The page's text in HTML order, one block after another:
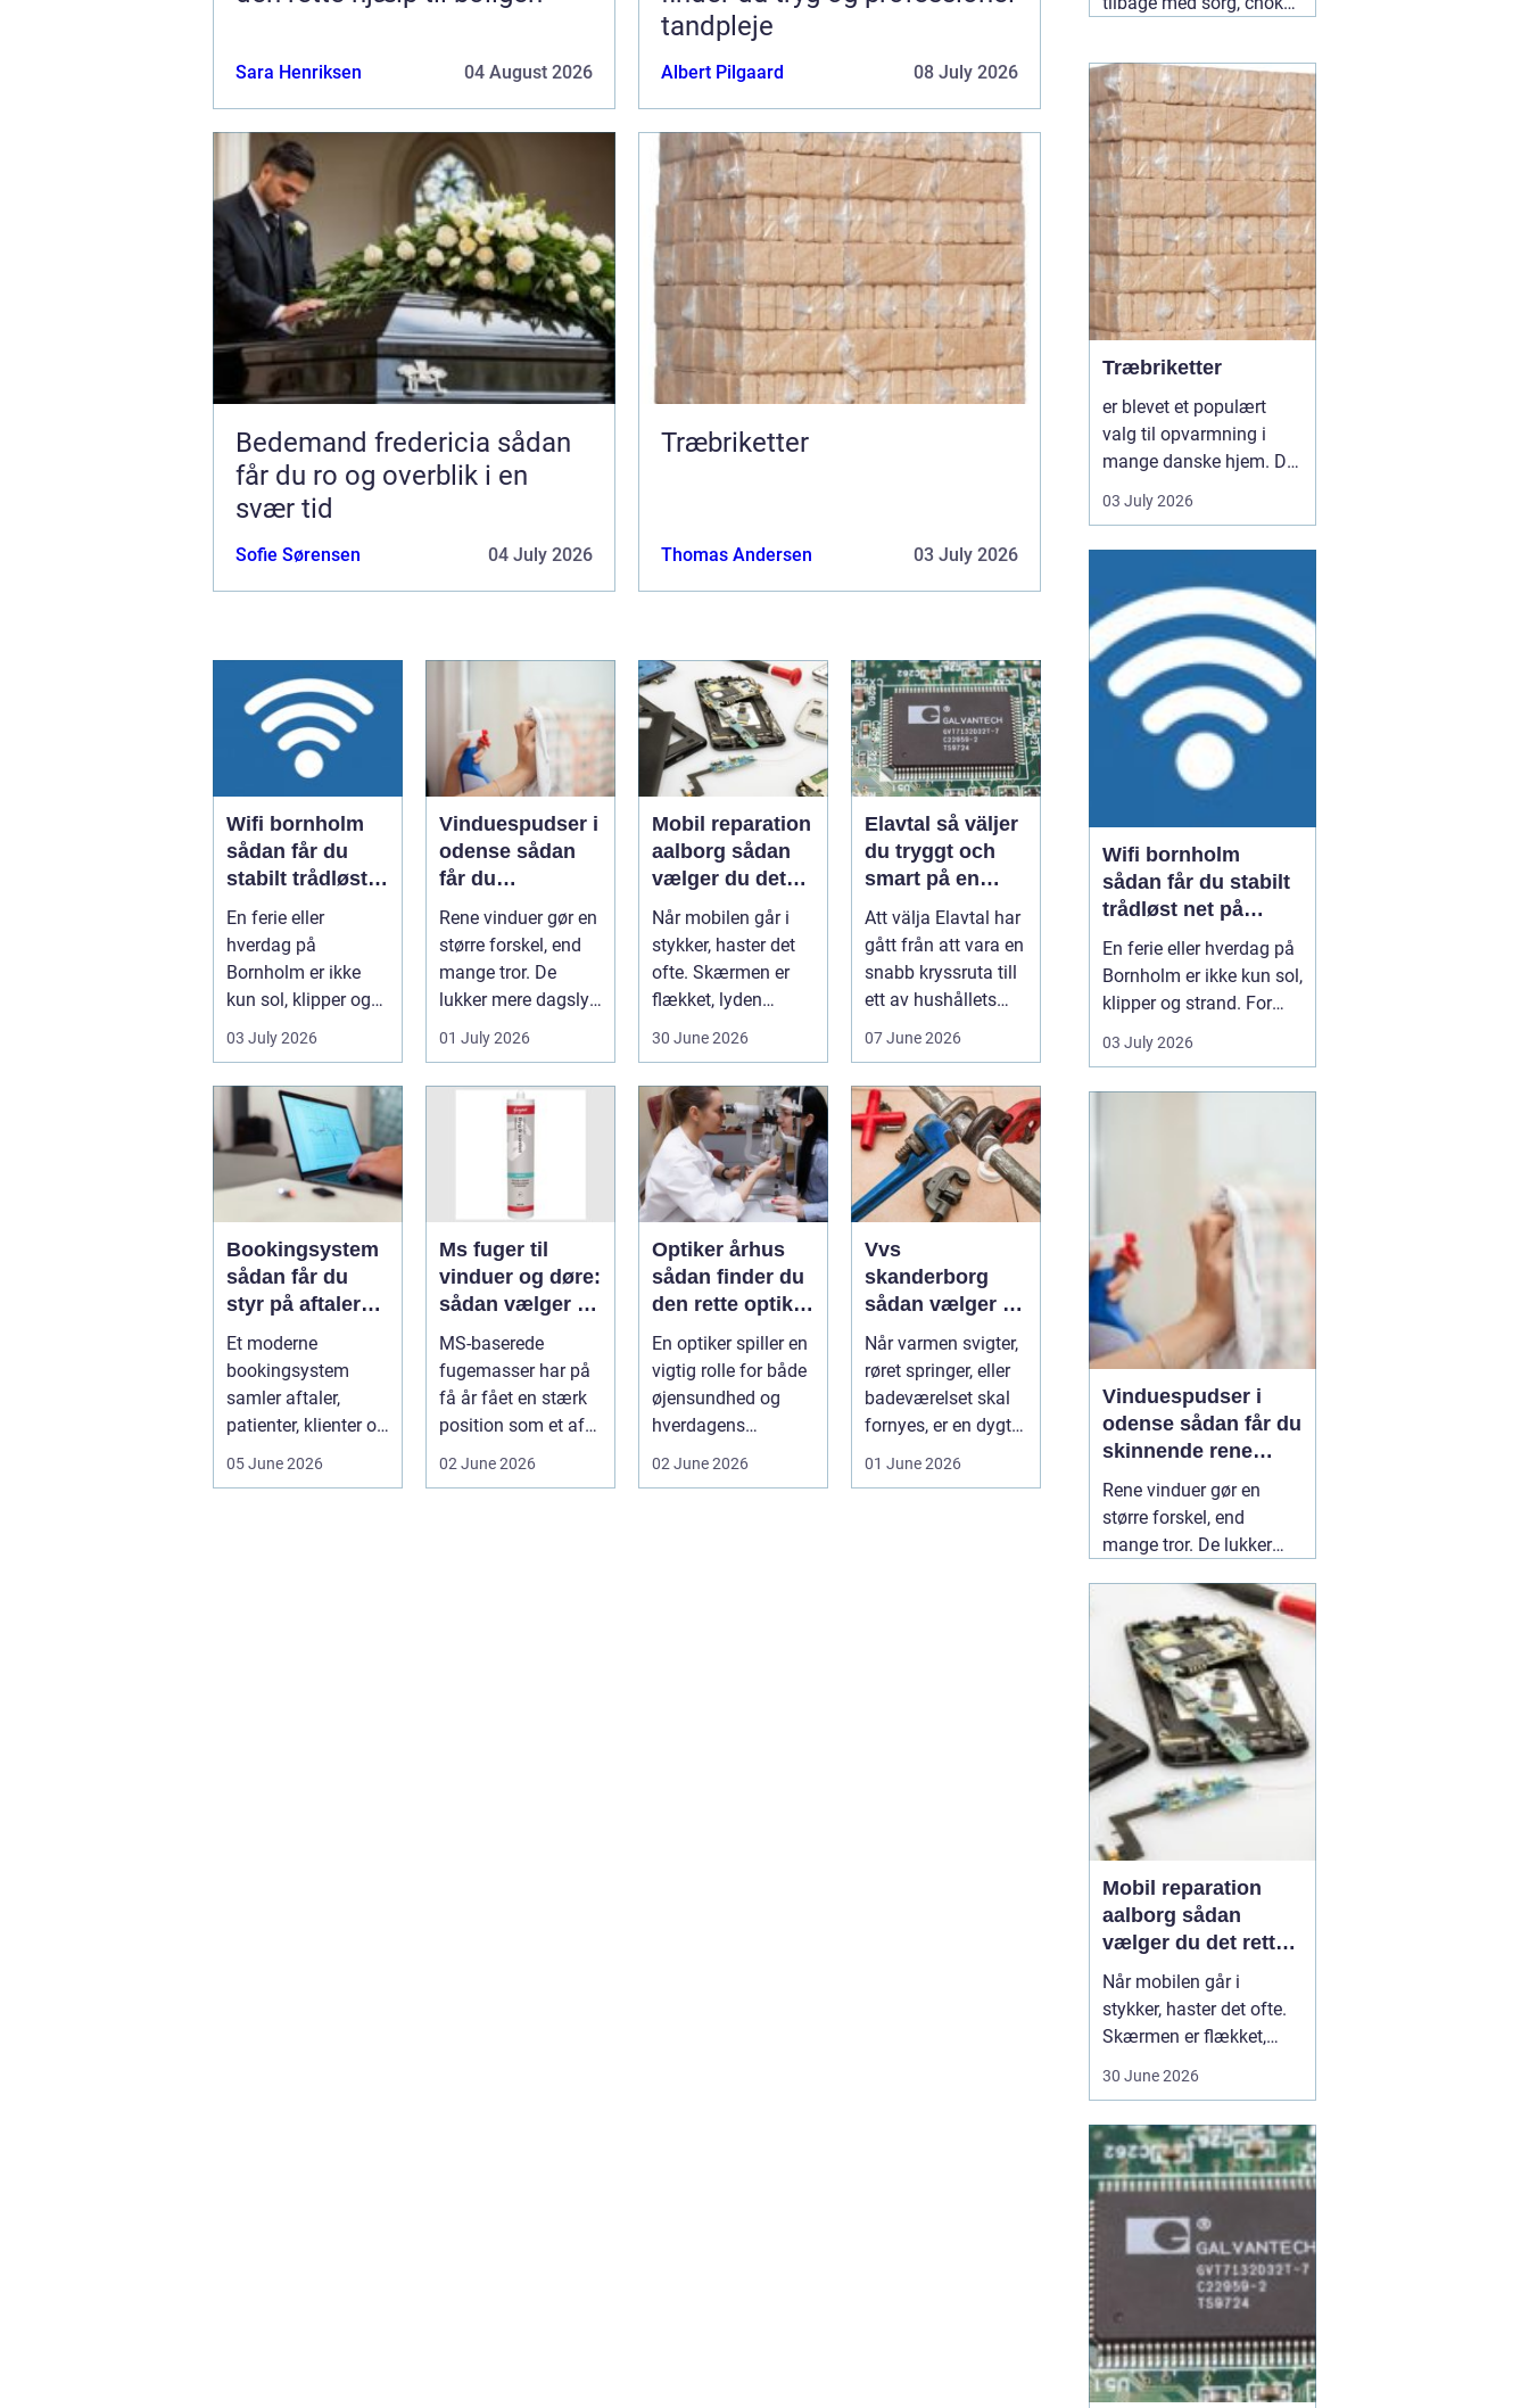
Sara Henriksen 04 August 2026
tandpleje
Albert Pilgaard 08 July 2026
Bedemand fredericia sådan
får du ro og overblik i en
svær tid
Sofie Sørensen 04 July 2026
Træbriketter
Thomas Andersen 03 July 2026
Wifi bornholm
sådan får du
stabilt trådløst
net på klippeøen
En ferie eller
hverdag på
Bornholm er ikke
kun sol, klipper og
strand. For mange
er en stabil intern...
03 July 2026
Vinduespudser i
odense sådan
får du
skinnende rene
ruder året rundt
Rene vinduer gør en
større forskel, end
mange tror. De
lukker mere dagslys
ind, får hjem og
erhvervs...
01 July 2026
Mobil reparation
aalborg sådan
vælger du det
rette værksted
Når mobilen går i
stykker, haster det
ofte. Skærmen er
flækket, lyden
30 June 2026
Elavtal så väljer
du tryggt och
smart på en
rörlig elmarknad
Att välja Elavtal har
gått från att vara en
snabb kryssruta till
ett av hushållets
07 June 2026
Bookingsystem
sådan får du
styr på aftaler
og
arbejdsgange
Et moderne
bookingsystem
samler aftaler,
patienter, klienter og
05 June 2026
Ms fuger til
vinduer og døre:
sådan vælger og
bruger du dem
rigtigt
MS-baserede
fugemasser har på
få år fået en stærk
position som et af
02 June 2026
Optiker århus
sådan finder du
den rette optiker
i byen
En optiker spiller en
vigtig rolle for både
øjensundhed og
hverdagens
02 June 2026
Vvs
skanderborg
sådan vælger du
den rigtige
installatør
Når varmen svigter,
røret springer, eller
badeværelset skal
fornyes, er en dygtig
01 June 2026
Hvad skal gøres først?
Hvem kontakter man?
Hvordan skaber man en
afsked, som føles rigtig?
Her spiller en lokal 04
July 2026
Træbriketter
er blevet et populært
valg til opvarmning i
mange danske hjem. De
er nemme at håndtere,
giver en høj varme og
almindeligt brænde.
Samtidig kan de udnytte
resttræ fra træindustrien,
som ellers ville gå til
spil...
03 July 2026
Wifi bornholm
sådan får du stabilt
trådløst net på
klippeøen
En ferie eller hverdag på
Bornholm er ikke kun sol,
klipper og strand. For
mange er en stabil
internetforbindelse
sommerhuset eller driver
en mindre virksomhed...
03 July 2026
Vinduespudser i
odense sådan får du
skinnende rene
ruder året rundt
Rene vinduer gør en
større forskel, end
mange tror. De lukker
erhvervsbygninger til at
fremstå velholdte og
giver et bedre indeklima.
Flere boligejere og
virksomheder vælger
derfor at bruge en
professionel01 July
2026
Mobil reparation
aalborg sådan
vælger du det rette
værksted
Når mobilen går i
stykker, haster det ofte.
Skærmen er flækket,
Aalborg er der flere
værksteder at vælge
imellem, og det kan være
svært at gennemskue,
hvem der faktisk leverer
30 June 2026